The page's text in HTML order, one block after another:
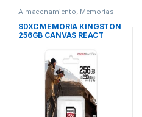
Almacenamiento Memorias
SDXC MEMORIA KINGSTON
256GB CANVAS REACT